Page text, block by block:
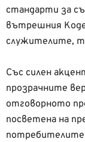
стандарти за
вътрешния
служителите,
Със силен
прозрачните
отговорното
посветена на
потребителите